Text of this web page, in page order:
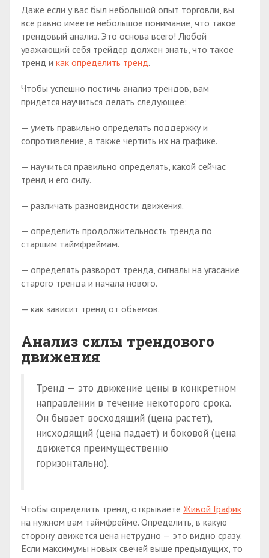
Даже если у вас был небольшой опыт торговли, вы
все равно имеете небольшое понимание, что такое
трендовый анализ. Это основа всего! Любой
уважающий себя трейдер должен знать, что такое
тренд и как определить тренд.
Чтобы успешно постичь анализ трендов, вам
придется научиться делать следующее:
— уметь правильно определять поддержку и
сопротивление, а также чертить их на графике.
— научиться правильно определять, какой сейчас
тренд и его силу.
— различать разновидности движения.
— определить продолжительность тренда по
старшим таймфреймам.
— определять разворот тренда, сигналы на угасание
старого тренда и начала нового.
— как зависит тренд от объемов.
Анализ силы трендового
движения
Тренд — это движение цены в конкретном
направлении в течение некоторого срока.
Он бывает восходящий (цена растет),
нисходящий (цена падает) и боковой (цена
движется преимущественно
горизонтально).
Чтобы определить тренд, открываете Живой График
на нужном вам таймфрейме. Определить, в какую
сторону движется цена нетрудно — это видно сразу.
Если максимумы новых свечей выше предыдущих, то